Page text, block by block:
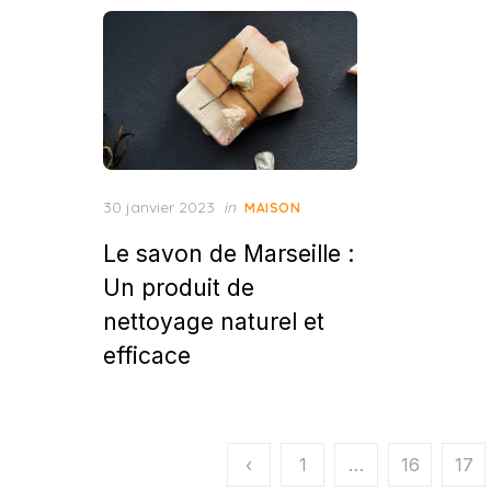
Posted
30 janvier 2023 in MAISON
Le savon de Marseille :
Un produit de
nettoyage naturel et
efficace
Pagination‹ 1 … 16 17